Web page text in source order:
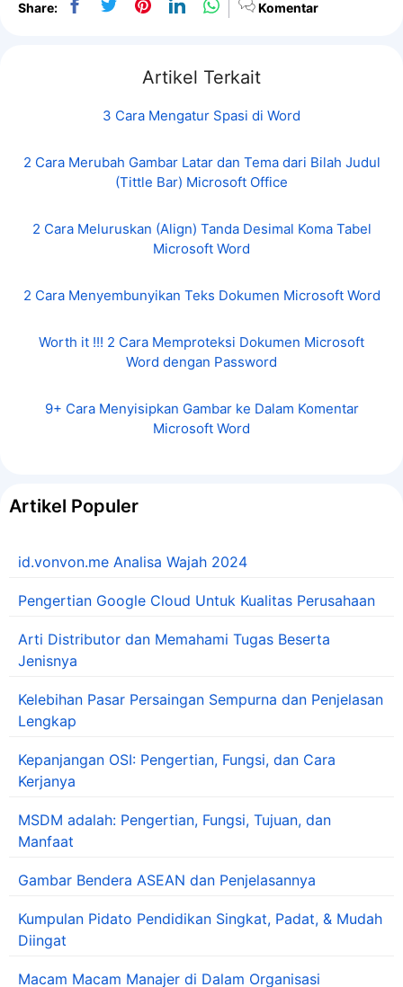
Share: Komentar
Artikel Terkait
3 Cara Mengatur Spasi di Word
2 Cara Merubah Gambar Latar dan Tema dari Bilah Judul
(Tittle Bar) Microsoft Office
2 Cara Meluruskan (Align) Tanda Desimal Koma Tabel
Microsoft Word
2 Cara Menyembunyikan Teks Dokumen Microsoft Word
Worth it !!! 2 Cara Memproteksi Dokumen Microsoft
Word dengan Password
9+ Cara Menyisipkan Gambar ke Dalam Komentar
Microsoft Word
Artikel Populer
id.vonvon.me Analisa Wajah 2024
Pengertian Google Cloud Untuk Kualitas Perusahaan
Arti Distributor dan Memahami Tugas Beserta
Jenisnya
Kelebihan Pasar Persaingan Sempurna dan Penjelasan
Lengkap
Kepanjangan OSI: Pengertian, Fungsi, dan Cara
Kerjanya
MSDM adalah: Pengertian, Fungsi, Tujuan, dan
Manfaat
Gambar Bendera ASEAN dan Penjelasannya
Kumpulan Pidato Pendidikan Singkat, Padat, & Mudah
Diingat
Macam Macam Manajer di Dalam Organisasi